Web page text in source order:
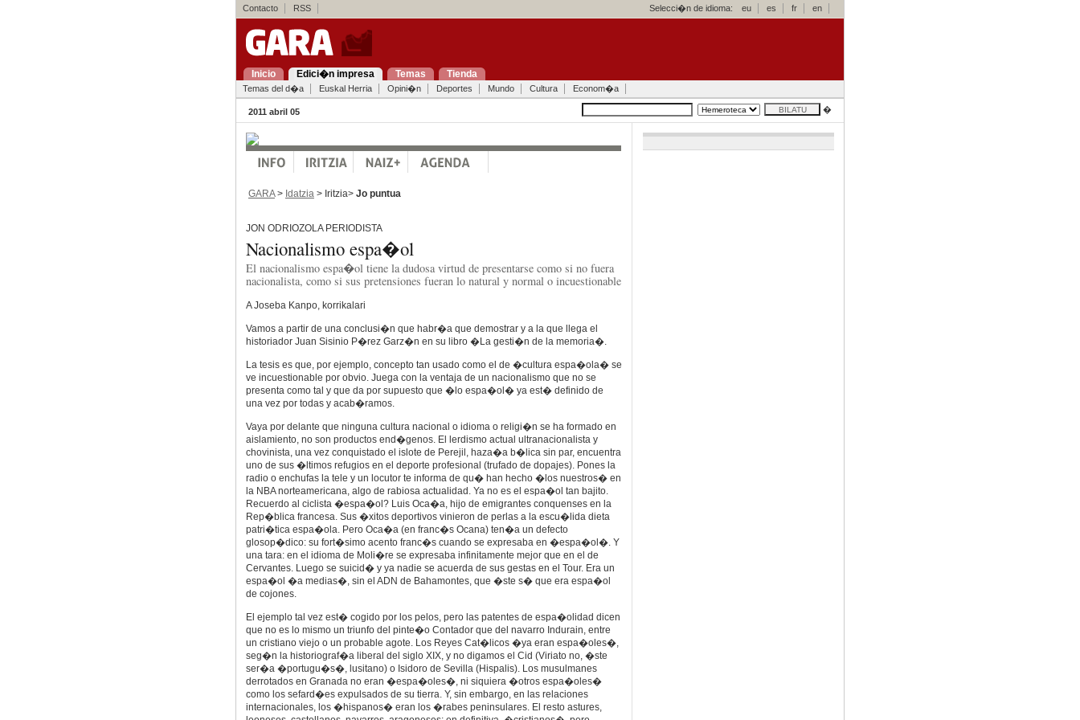
Contacto RSS Selecci�n de idioma: eu es fr en
Inicio Edici�n impresa Temas Tienda
Temas del d�a Euskal Herria Opini�n Deportes Mundo Cultura Econom�a
2011 abril 05 �
GARA> Idatzia > Iritzia> Jo puntua
JON ODRIOZOLA PERIODISTA
Nacionalismo espa�ol
El nacionalismo espa�ol tiene la dudosa virtud de presentarse como si no fuera
nacionalista, como si sus pretensiones fueran lo natural y normal o incuestionable
A Joseba Kanpo, korrikalari
Vamos a partir de una conclusi�n que habr�a que demostrar y a la que llega el
historiador Juan Sisinio P�rez Garz�n en su libro �La gesti�n de la memoria�.
La tesis es que, por ejemplo, concepto tan usado como el de �cultura espa�ola� se
ve incuestionable por obvio. Juega con la ventaja de un nacionalismo que no se
presenta como tal y que da por supuesto que �lo espa�ol� ya est� definido de
una vez por todas y acab�ramos.
Vaya por delante que ninguna cultura nacional o idioma o religi�n se ha formado en
aislamiento, no son productos end�genos. El lerdismo actual ultranacionalista y
chovinista, una vez conquistado el islote de Perejil, haza�a b�lica sin par, encuentra
uno de sus �ltimos refugios en el deporte profesional (trufado de dopajes). Pones la
radio o enchufas la tele y un locutor te informa de qu� han hecho �los nuestros� en
la NBA norteamericana, algo de rabiosa actualidad. Ya no es el espa�ol tan bajito.
Recuerdo al ciclista �espa�ol? Luis Oca�a, hijo de emigrantes conquenses en la
Rep�blica francesa. Sus �xitos deportivos vinieron de perlas a la escu�lida dieta
patri�tica espa�ola. Pero Oca�a (en franc�s Ocana) ten�a un defecto
glosop�dico: su fort�simo acento franc�s cuando se expresaba en �espa�ol�. Y
una tara: en el idioma de Moli�re se expresaba infinitamente mejor que en el de
Cervantes. Luego se suicid� y ya nadie se acuerda de sus gestas en el Tour. Era un
espa�ol �a medias�, sin el ADN de Bahamontes, que �ste s� que era espa�ol
de cojones.
El ejemplo tal vez est� cogido por los pelos, pero las patentes de espa�olidad dicen
que no es lo mismo un triunfo del pinte�o Contador que del navarro Indurain, entre
un cristiano viejo o un probable agote. Los Reyes Cat�licos �ya eran espa�oles�,
seg�n la historiograf�a liberal del siglo XIX, y no digamos el Cid (Viriato no, �ste
ser�a �portugu�s�, lusitano) o Isidoro de Sevilla (Hispalis). Los musulmanes
derrotados en Granada no eran �espa�oles�, ni siquiera �otros espa�oles�
como los sefard�es expulsados de su tierra. Y, sin embargo, en las relaciones
internacionales, los �hispanos� eran los �rabes peninsulares. El resto astures,